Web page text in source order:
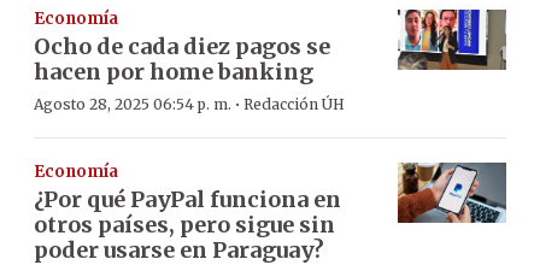
Economía
Ocho de cada diez pagos se
hacen por home banking
Agosto 28, 2025 06:54 p. m. · Redacción ÚH
Economía
¿Por qué PayPal funciona en
otros países, pero sigue sin
poder usarse en Paraguay?